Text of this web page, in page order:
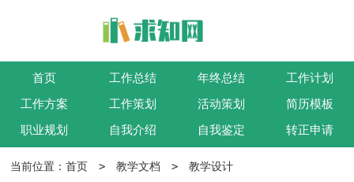
首页 工作总结 年终总结 工作计划
工作方案 工作策划 活动策划 简历模板
职业规划 自我介绍 自我鉴定 转正申请
当前位置：首页 > 教学文档 > 教学设计